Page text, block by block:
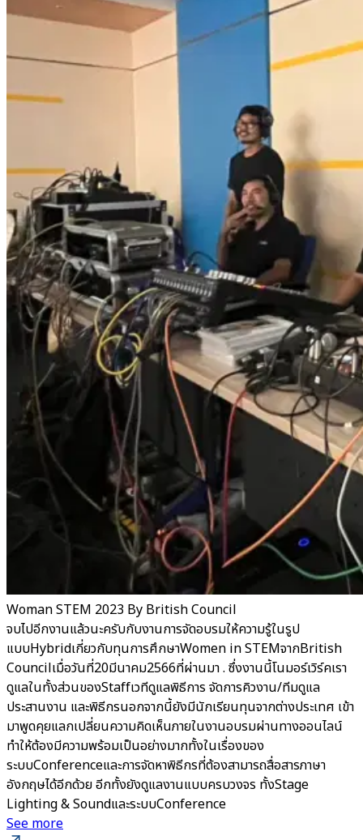
Woman STEM 2023 By British Council
จบไปอีกงานแล้วนะครับกับงานการจัดอบรมให้ความรู้ในรูป
แบบHybridเกี่ยวกับทุนการศึกษาWomen in STEMจากBritish
Councilเมื่อวันที่20มีนาคม2566ที่ผ่านมา . ซึ่งงานนี้โนมอร์เวิร์คเรา
ดูแลในทั้งส่วนของStaffเวทีดูแลพิธีการ จัดการคิวงาน/ทีมดูแล
ประสานงาน และพิธีกรนอกจากนี้ยังมีนักเรียนทุนจากต่างประเทศ เข้า
มาพูดคุยแลกเปลี่ยนความคิดเห็นภายในงานอบรมผ่านทางออนไลน์
ทำให้ต้องมีความพร้อมเป็นอย่างมากทั้งในเรื่องของ
ระบบConferenceและการจัดหาพิธีกรที่ต้องสามารถสื่อสารภาษา
อังกฤษได้อีกด้วย อีกทั้งยังดูแลงานแบบครบวงจร ทั้งStage
Lighting & SoundและระบบConference
See more